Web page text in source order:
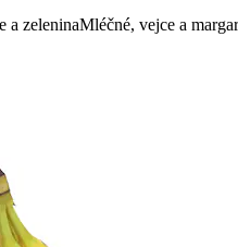
a zeleninaMléčné, vejce a